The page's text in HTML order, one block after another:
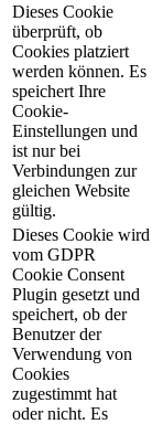
Dieses Cookie
überprüft, ob
Cookies platziert
werden können. Es
speichert Ihre
Cookie-
Einstellungen und
ist nur bei
Verbindungen zur
gleichen Website
gültig.
Dieses Cookie wird
vom GDPR
Cookie Consent
Plugin gesetzt und
speichert, ob der
Benutzer der
Verwendung von
Cookies
zugestimmt hat
oder nicht. Es